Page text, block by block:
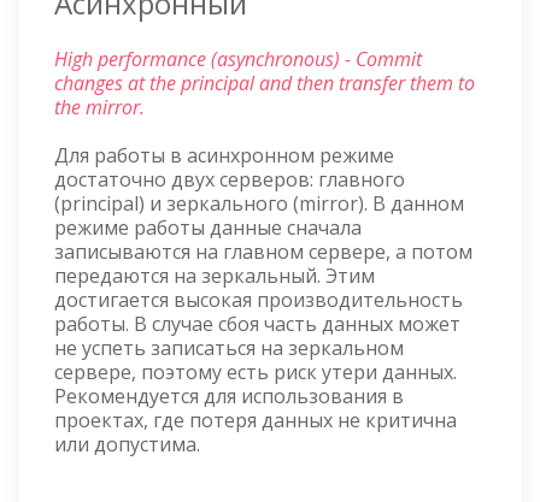
High performance (asynchronous) - Commit
changes at the principal and then transfer them to
the mirror.
Для работы в асинхронном режиме
достаточно двух серверов: главного
(principal) и зеркального (mirror). В данном
режиме работы данные сначала
записываются на главном сервере, а потом
передаются на зеркальный. Этим
достигается высокая производительность
работы. В случае сбоя часть данных может
не успеть записаться на зеркальном
сервере, поэтому есть риск утери данных.
Рекомендуется для использования в
проектах, где потеря данных не критична
или допустима.